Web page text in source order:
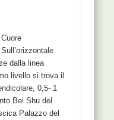
dalla linea
livello si trova il
0,5- 1
Bei Shu del
Palazzo del